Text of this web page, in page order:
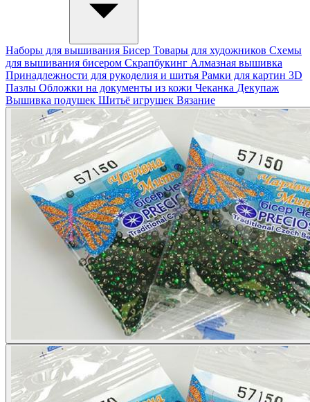
Наборы для вышивания Бисер Товары для художников Схемы
для вышивания бисером Скрапбукинг Алмазная вышивка
Принадлежности для рукоделия и шитья Рамки для картин 3D
Пазлы Обложки на документы из кожи Чеканка Декупаж
Вышивка подушек Шитьё игрушек Вязание